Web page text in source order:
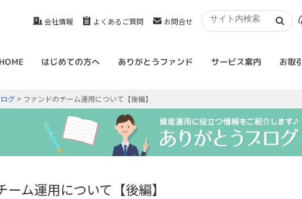
会社情報 よくあるご質問 お問合せ
HOME はじめての方へ ありがとうファンド サービス案内 お取
グ > ファンドのチーム運用について【後編】
ーム運用について【後編】